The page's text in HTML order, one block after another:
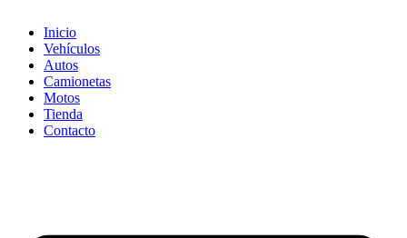
Inicio
Vehículos
Autos
Camionetas
Motos
Tienda
Contacto